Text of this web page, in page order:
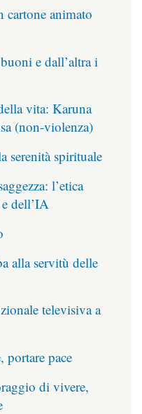
cartone animato
e dall’altra i
vita: Karuna
(non-violenza)
serenità spirituale
l’etica
dell’IA
alla servitù delle
televisiva a
portare pace
di vivere,